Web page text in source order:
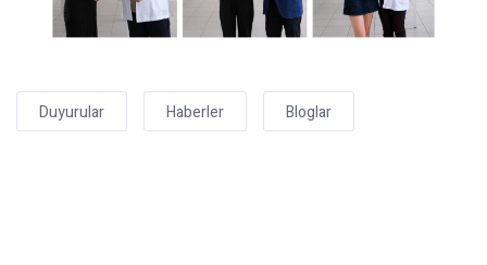
Duyurular Haberler Bloglar